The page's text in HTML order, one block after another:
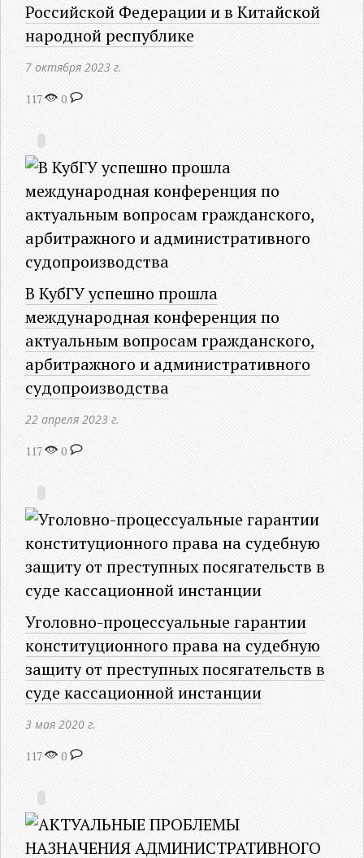
Российской Федерации и в Китайской
народной республике
7 октября 2023 г.
117 0
В КубГУ успешно прошла
международная конференция по
актуальным вопросам гражданского,
арбитражного и административного
судопроизводства
22 апреля 2023 г.
117 0
Уголовно-процессуальные гарантии
конституционного права на судебную
защиту от преступных посягательств в
суде кассационной инстанции
3 мая 2020 г.
117 0